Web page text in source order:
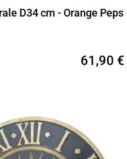
D34 cm - Orange Peps
61,90 €